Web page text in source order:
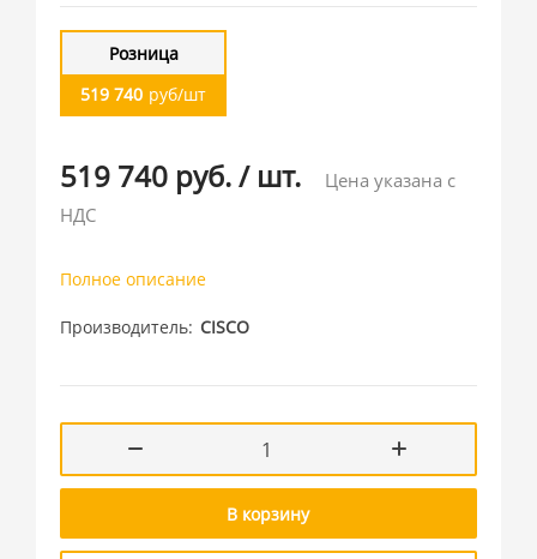
Розница
519 740 руб/шт
519 740 руб./ шт.
Цена указана с
НДС
Полное описание
Производитель CISCO
В корзину